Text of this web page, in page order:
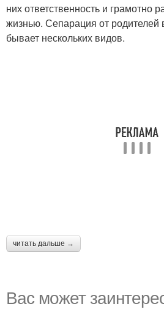
них ответственность и грамотно
жизнью. Сепарация от родителей
бывает нескольких видов.
читать дальше →
Вас может